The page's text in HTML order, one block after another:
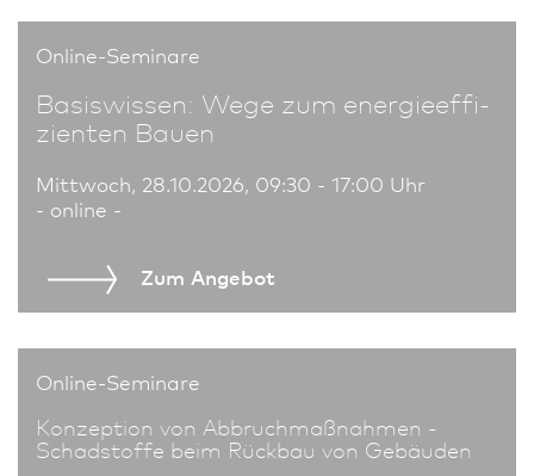
Online-Seminare
Basiswissen: Wege zum energie­effi­
zienten Bauen
Mittwoch, 28.10.2026, 09:30 - 17:00 Uhr
- online -
Zum An­ge­bot
Online-Seminare
Konzeption von Abbruchmaßnahmen -
Schadstoffe beim Rückbau von Gebäuden